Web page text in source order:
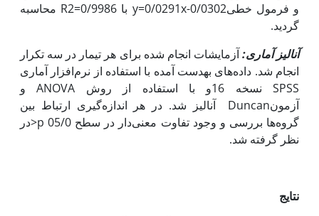
و فرمول خطیy=0/0291x-0/0302 با R2=0/9986 محاسبه
گردید.
آنالیز آماری:آزمایشات انجام شده برای هر تیمار در سه تکرار
انجام شد. داده‌های به‏دست آمده با استفاده از نرم‌افزا‌ر آماری
SPSS نسخه 16و با استفاده از روش ANOVA و
آزمونDuncan آنالیز شد. در هر اندازه‌گیری ارتباط بین
گروه‌ها بررسی و وجود تفاوت معنی‌دار در سطح 05/0 p<در
نظر گرفته شد.
نتایج